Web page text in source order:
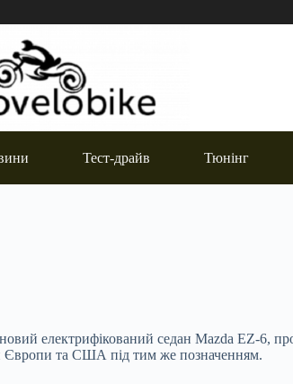
Тест-драйв Тюнінг
електрифікований седан Mazda EZ-6,
Європи та США під тим же позначенням.